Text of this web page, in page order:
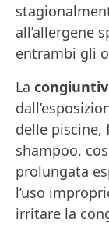
all’allergene
entrambi gli
La
delle
shampoo,
prolungata
l’uso
irritare la